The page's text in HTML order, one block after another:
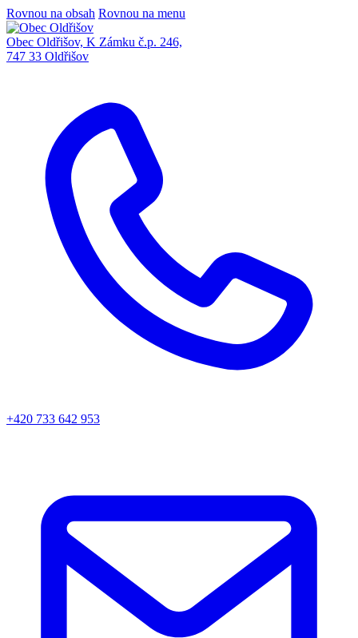
Rovnou na obsah Rovnou na menu
Obec Oldřišov, K Zámku č.p. 246,
747 33 Oldřišov
+420 733 642 953